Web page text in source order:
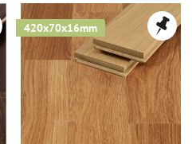
420x70x16mm